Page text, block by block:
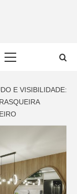
E VISIBILIDADE: